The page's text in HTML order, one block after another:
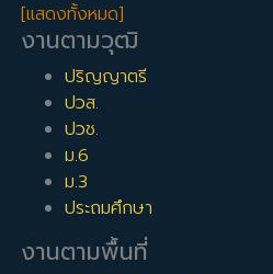
[แสดงทั้งหมด]
งานตามวุฒิ
ปริญญาตรี
ปวส.
ปวช.
ม.6
ม.3
ประถมศึกษา
งานตามพื้นที่